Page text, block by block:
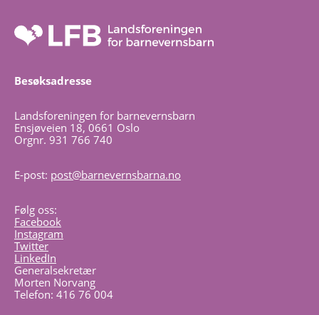
Besøksadresse
Landsforeningen for barnevernsbarn
Ensjøveien 18, 0661 Oslo
Orgnr. 931 766 740
E-post: post@barnevernsbarna.no
Følg oss:
Facebook
Instagram
Twitter
LinkedIn
Generalsekretær
Morten Norvang
Telefon: 416 76 004